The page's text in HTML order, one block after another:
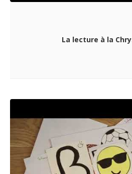
La lecture à la